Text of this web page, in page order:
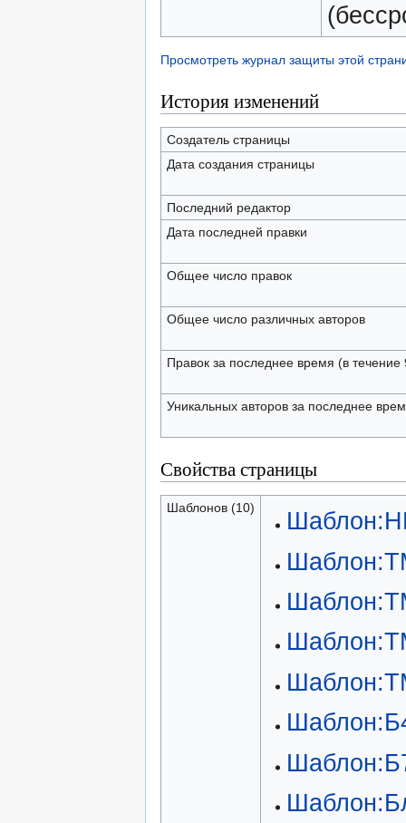
Просмотреть журнал защиты этой
История изменений
Создатель страницы
Дата создания страницы
Последний редактор
Дата последней правки
Общее число правок
Общее число различных авторов
Правок за последнее время (в течение
Уникальных авторов за последнее
Свойства страницы
Шаблонов (10)